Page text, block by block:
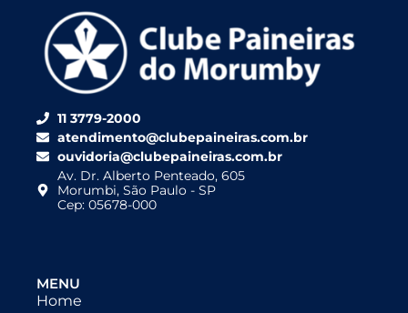
11 3779-2000
atendimento@clubepaineiras.com.br
ouvidoria@clubepaineiras.com.br
Av. Dr. Alberto Penteado, 605
Morumbi, São Paulo - SP
Cep: 05678-000
MENU
Home